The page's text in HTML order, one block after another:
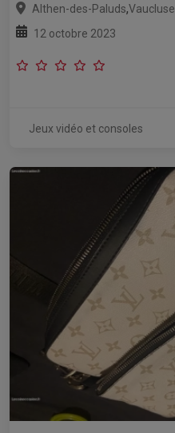
Althen-des-Paluds,Vaucluse
12 octobre 2023
Jeux vidéo et consoles